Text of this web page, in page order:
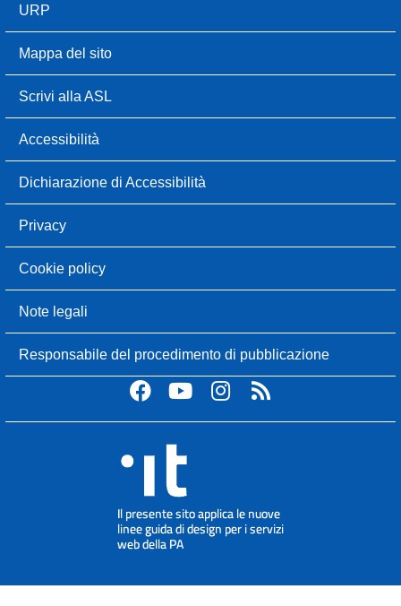
URP
Mappa del sito
Scrivi alla ASL
Accessibilità
Dichiarazione di Accessibilità
Privacy
Cookie policy
Note legali
Responsabile del procedimento di pubblicazione